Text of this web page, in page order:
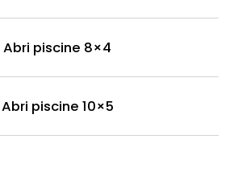
Abri piscine 8×4
Abri piscine 10×5